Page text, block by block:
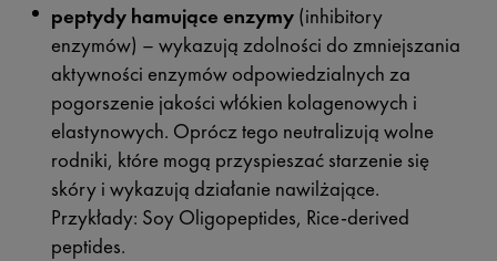
peptydy hamujące enzymy(inhibitory
enzymów) – wykazują zdolności do zmniejszania
aktywności enzymów odpowiedzialnych za
pogorszenie jakości włókien kolagenowych i
elastynowych. Oprócz tego neutralizują wolne
rodniki, które mogą przyspieszać starzenie się
skóry i wykazują działanie nawilżające.
Przykłady: Soy Oligopeptides, Rice-derived
peptides.